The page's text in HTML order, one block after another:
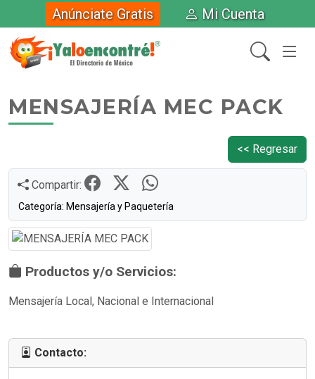
Anúnciate Gratis Mi Cuenta
MENSAJERÍA MEC PACK
<< Regresar
Compartir:
Categoría: Mensajería y Paquetería
Productos y/o Servicios:
Mensajería Local, Nacional e Internacional
Contacto: